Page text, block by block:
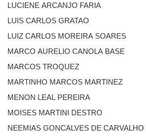
LUCIENE ARCANJO FARIA
LUIS CARLOS GRATAO
LUIZ CARLOS MOREIRA SOARES
MARCO AURELIO CANOLA BASE
MARCOS TROQUEZ
MARTINHO MARCOS MARTINEZ
MENON LEAL PEREIRA
MOISES MARTINI DESTRO
NEEMIAS GONCALVES DE CARVALHO